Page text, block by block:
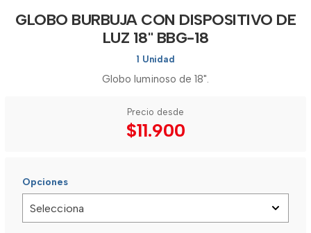
GLOBO BURBUJA CON DISPOSITIVO DE
LUZ 18" BBG-18
1 Unidad
Globo luminoso de 18".
Precio desde
$11.900
Opciones